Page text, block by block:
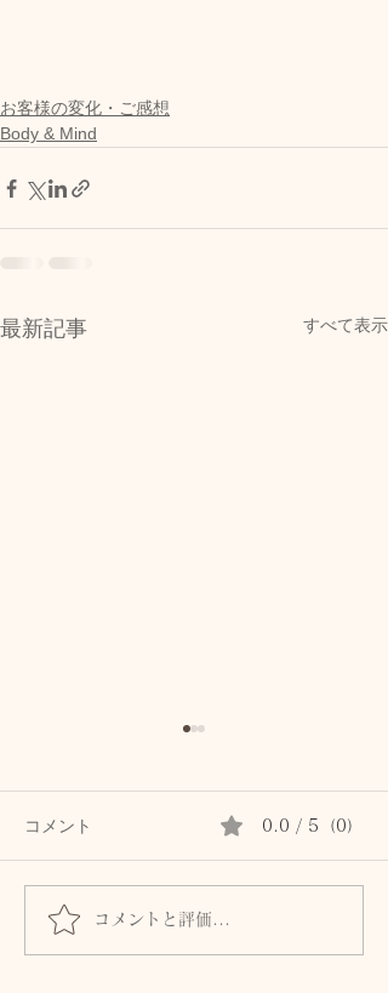
お客様の変化・ご感想
Body & Mind
最新記事 すべて表示
髪とまつ毛のために、自
律神経と首・頭皮をいた
コメント 0.0 / 5（0）
コメントと評価...